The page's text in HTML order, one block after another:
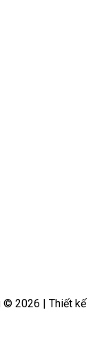
© 2026 | Thiết kế